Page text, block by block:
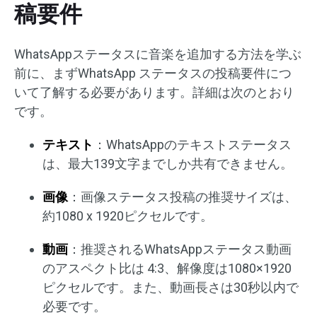
稿要件
WhatsAppステータスに音楽を追加する方法を学ぶ
前に、まずWhatsApp ステータスの投稿要件につ
いて了解する必要があります。詳細は次のとおり
です。
テキスト ：WhatsAppのテキストステータス
は、最大139文字までしか共有できません。
画像 ：画像ステータス投稿の推奨サイズは、
約1080 x 1920ピクセルです。
動画 ：推奨されるWhatsAppステータス動画
のアスペクト比は 4:3、解像度は1080×1920
ピクセルです。また、動画長さは30秒以内で
必要です。